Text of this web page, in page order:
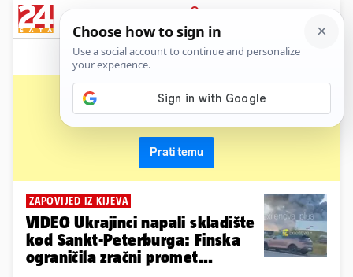
PRIJAVA
News
sankt peterburg
Prati temu
ZAPOVIJED IZ KIJEVA
VIDEO Ukrajinci napali skladište
kod Sankt-Peterburga: Finska
ograničila zračni promet...